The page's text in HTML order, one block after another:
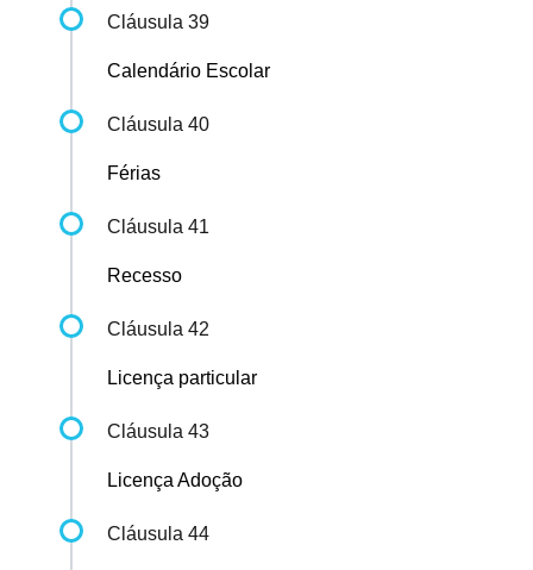
Cláusula 39
Calendário Escolar
Cláusula 40
Férias
Cláusula 41
Recesso
Cláusula 42
Licença particular
Cláusula 43
Licença Adoção
Cláusula 44